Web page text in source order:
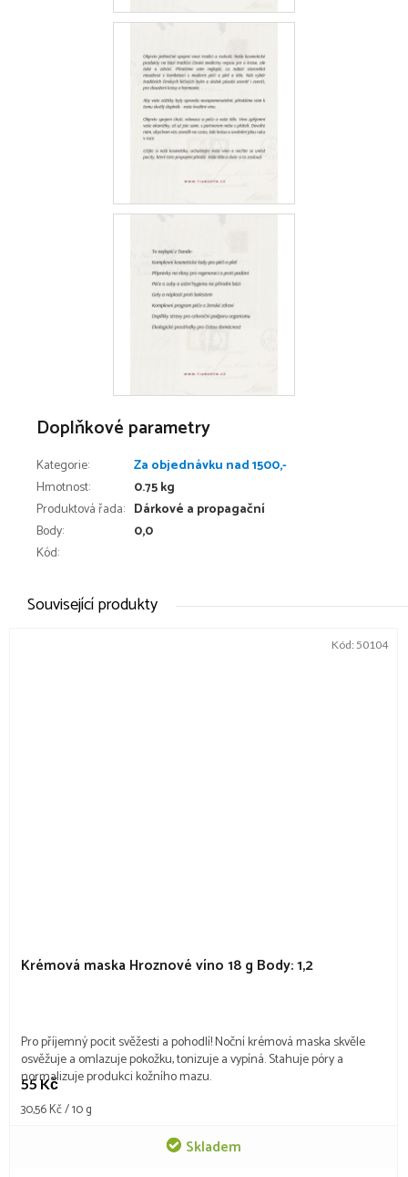
Doplňkové parametry
Kategorie:
Za objednávku nad 1500,-
Hmotnost:
0.75 kg
Produktová řada: Dárkové a propagační
Body:
0,0
Kód:
Související produkty
Krémová maska Hroznové víno 18 g Body: 1,2
Skladem
55 Kč
Měrná
30,56 Kč / 10 g
Pro příjemný pocit svěžesti a pohodlí! Noční krémová maska skvěle
osvěžuje a omlazuje pokožku, tonizuje a vypíná. Stahuje póry a
normalizuje produkci kožního mazu.
Kód: 50104